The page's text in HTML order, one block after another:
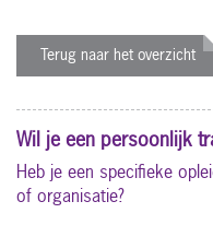
Terug naar het overzicht
Wil je een persoonlijk
Heb je een specifieke
of organisatie?